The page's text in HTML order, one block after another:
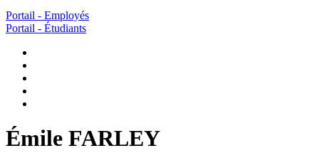
Portail - Employés
Portail - Étudiants
Émile FARLEY